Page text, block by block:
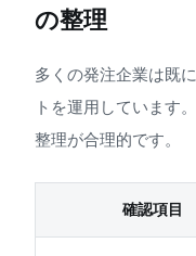
の整理
多くの発注企業は既
トを運用しています
整理が合理的です。
確認項目